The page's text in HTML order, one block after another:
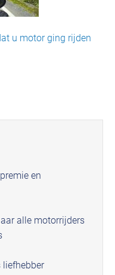
u motor ging rijden
en
alle motorrijders
liefhebber